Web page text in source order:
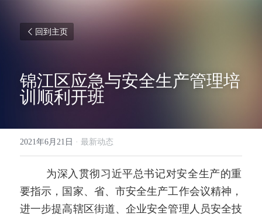
回到主页
锦江区应急与安全生产管理培
训顺利开班
2021年6月21日 · 最新动态
要指示，国家、省、市安全生产工作会议精神，
进一步提高辖区街道、企业安全管理人员安全技